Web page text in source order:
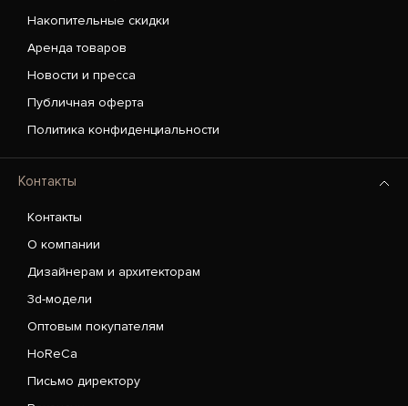
Накопительные скидки
Аренда товаров
Новости и пресса
Публичная оферта
Политика конфиденциальности
Контакты
Контакты
О компании
Дизайнерам и архитекторам
3d-модели
Оптовым покупателям
HoReCa
Письмо директору